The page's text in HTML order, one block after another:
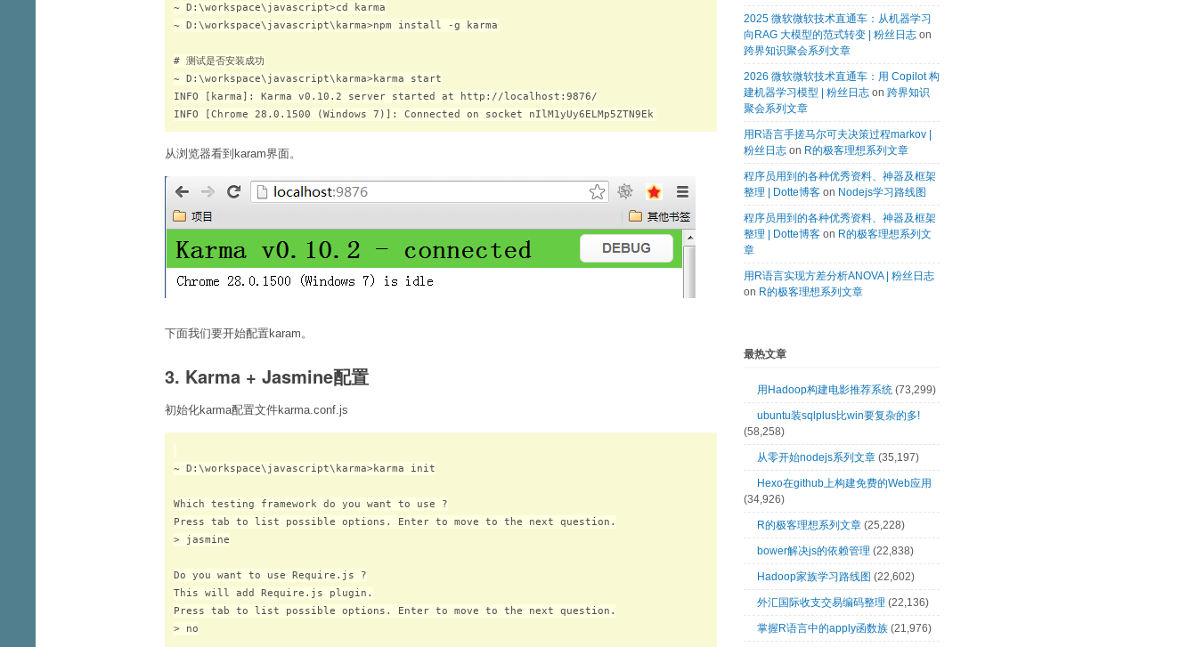
~ D:\workspace\javascript>cd karma
~ D:\workspace\javascript\karma>npm install -g karma
# 测试是否安装成功
~ D:\workspace\javascript\karma>karma start
INFO [karma]: Karma v0.10.2 server started at http://localhost:9876/
从浏览器看到karam界面。
下面我们要开始配置karam。
3. Karma + Jasmine配置
初始化karma配置文件karma.conf.js
~ D:\workspace\javascript\karma>karma init
Which testing framework do you want to use ?
Press tab to list possible options. Enter to move to the next question.
> jasmine
Do you want to use Require.js ?
This will add Require.js plugin.
Press tab to list possible options. Enter to move to the next question.
> no
2025 微软微软技术直通车：从机器学习
向RAG 大模型的范式转变 | 粉丝日志 on
跨界知识聚会系列文章
2026 微软微软技术直通车：用 Copilot 构
建机器学习模型 | 粉丝日志 on 跨界知识
聚会系列文章
用R语言手搓马尔可夫决策过程markov |
粉丝日志 on R的极客理想系列文章
程序员用到的各种优秀资料、神器及框架
整理 | Dotte博客 on Nodejs学习路线图
程序员用到的各种优秀资料、神器及框架
整理 | Dotte博客 on R的极客理想系列文
章
用R语言实现方差分析ANOVA | 粉丝日志
on R的极客理想系列文章
最热文章
用Hadoop构建电影推荐系统 (73,299)
ubuntu装sqlplus比win要复杂的多!
(58,258)
从零开始nodejs系列文章 (35,197)
Hexo在github上构建免费的Web应用
(34,926)
R的极客理想系列文章 (25,228)
bower解决js的依赖管理 (22,838)
Hadoop家族学习路线图 (22,602)
外汇国际收支交易编码整理 (22,136)
掌握R语言中的apply函数族 (21,976)